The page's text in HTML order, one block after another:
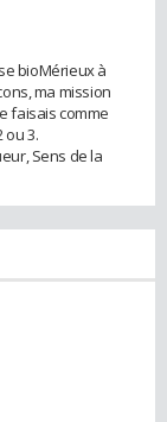
bioMérieux à
ma mission
faisais comme
ou 3.
Sens de la